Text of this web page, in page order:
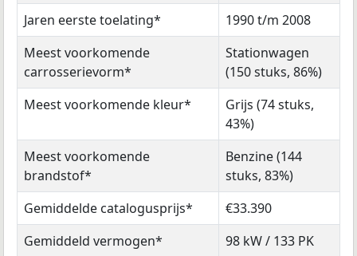
Jaren eerste toelating*
1990 t/m 2008
Meest voorkomende
carrosserievorm*
Stationwagen
(150 stuks, 86%)
Meest voorkomende kleur*
Grijs (74 stuks,
43%)
Meest voorkomende
brandstof*
Benzine (144
stuks, 83%)
Gemiddelde catalogusprijs*
€33.390
Gemiddeld vermogen*
98 kW / 133 PK